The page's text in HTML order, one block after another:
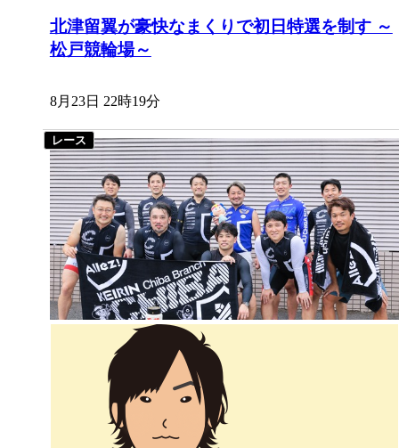
北津留翼が豪快なまくりで初日特選を制す ～
松戸競輪場～
8月23日 22時19分